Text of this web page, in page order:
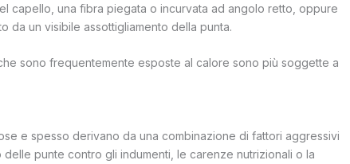
capello, una fibra piegata o incurvata ad angolo retto, oppure
da un visibile assottigliamento della punta.
sono frequentemente esposte al calore sono più soggette a
e spesso derivano da una combinazione di fattori aggressivi
punte contro gli indumenti, le carenze nutrizionali o la